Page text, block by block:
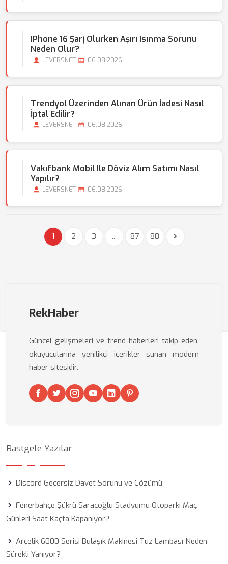
IPhone 16 Şarj Olurken Aşırı Isınma Sorunu
Neden Olur?
LEVERSNET 06.08.2026
Trendyol Üzerinden Alınan Ürün İadesi Nasıl
İptal Edilir?
LEVERSNET 06.08.2026
Vakıfbank Mobil Ile Döviz Alım Satımı Nasıl
Yapılır?
LEVERSNET 06.08.2026
1 2 3 ... 87 88
RekHaber
Güncel gelişmeleri ve trend haberleri takip eden,
okuyucularına yenilikçi içerikler sunan modern
haber sitesidir.
Rastgele Yazılar
Discord Geçersiz Davet Sorunu ve Çözümü
Fenerbahçe Şükrü Saracoğlu Stadyumu Otoparkı Maç
Günleri Saat Kaçta Kapanıyor?
Arçelik 6000 Serisi Bulaşık Makinesi Tuz Lambası Neden
Sürekli Yanıyor?